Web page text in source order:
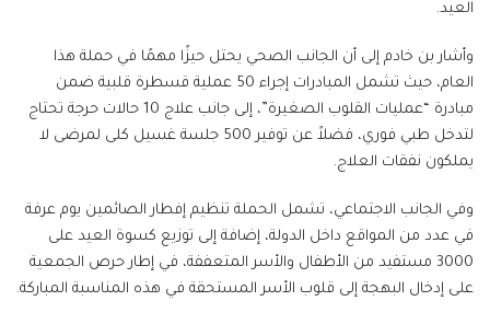
العيد.
وأشار بن خادم إلى أن الجانب الصحي يحتل حيزًا مهمًا في حملة هذا
العام، حيث تشمل المبادرات إجراء 50 عملية قسطرة قلبية ضمن
مبادرة “عمليات القلوب الصغيرة”، إلى جانب علاج 10 حالات حرجة تحتاج
لتدخل طبي فوري، فضلاً عن توفير 500 جلسة غسيل كلى لمرضى لا
يملكون نفقات العلاج.
وفي الجانب الاجتماعي، تشمل الحملة تنظيم إفطار الصائمين يوم عرفة
في عدد من المواقع داخل الدولة، إضافة إلى توزيع كسوة العيد على
3000 مستفيد من الأطفال والأسر المتعففة، في إطار حرص الجمعية
على إدخال البهجة إلى قلوب الأسر المستحقة في هذه المناسبة المباركة.